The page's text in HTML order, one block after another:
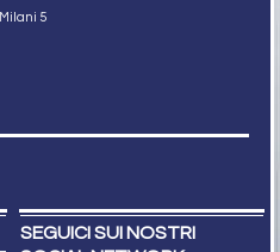
5
SEGUICI SUI NOSTRI